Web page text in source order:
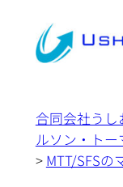
合同会社うし
ルソン・ト
> MTT/SFSの